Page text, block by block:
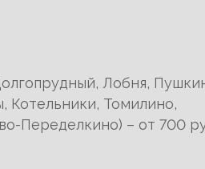
Лобня,
Котельники, Томилино,
Переделкино) – от 700